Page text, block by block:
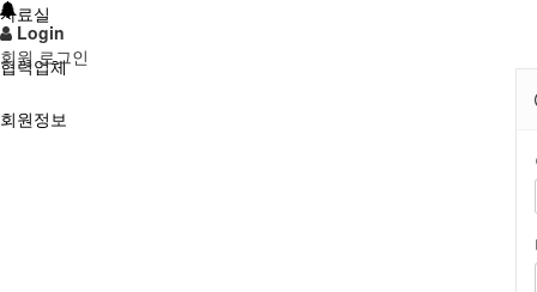
자료실
협력업체
회원정보
Login
회원 로그인